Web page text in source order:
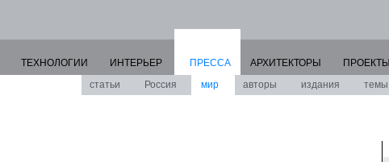
ТЕХНОЛОГИИ ИНТЕРЬЕР
ПРЕССА
статьи
Россия мир авторы издания темы
АРХИТЕКТОРЫ ПРОЕКТЫ